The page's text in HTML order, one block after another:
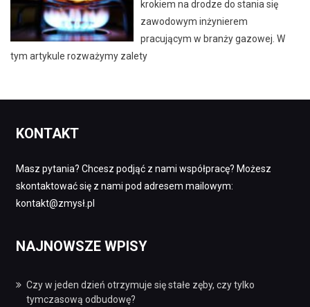
krokiem na drodze do stania się
zawodowym inżynierem
pracującym w branży gazowej. W
tym artykule rozważymy zalety
KONTAKT
Masz pytania? Chcesz podjąć z nami współpracę? Możesz
skontaktować się z nami pod adresem mailowym:
kontakt@zmysł.pl
NAJNOWSZE WPISY
Czy w jeden dzień otrzymuje się stałe zęby, czy tylko
tymczasową odbudowę?